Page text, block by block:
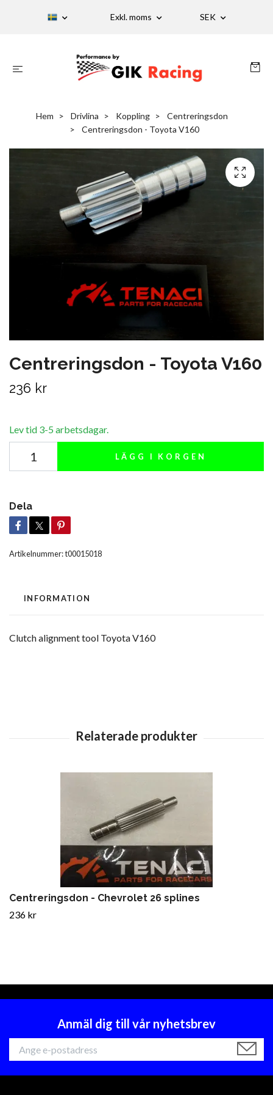
Exkl. moms SEK
Hem Drivlina Koppling
Centreringsdon
Centreringsdon - Toyota V160
Centreringsdon - Toyota V160
236 kr
Lev tid 3-5 arbetsdagar.
LÄGG I KORGEN
Dela
Artikelnummer:t00015018
INFORMATION
Clutch alignment tool Toyota V160
Centreringsdon - Chevrolet 26 splines
236 kr
Anmäl dig till vår nyhetsbrev